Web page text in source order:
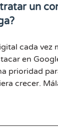
un
cada vez
en
prioridad
crecer.